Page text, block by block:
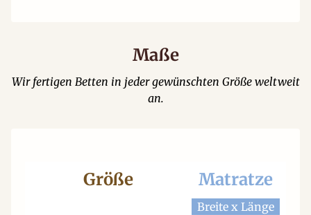
Maße
Wir fertigen Betten in jeder gewünschten Größe weltweit
an.
Größe Matratze
Breite x Länge